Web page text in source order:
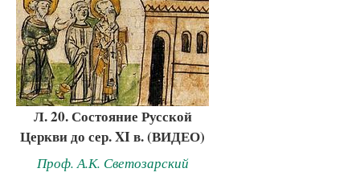
Л. 20. Состояние Русской
Церкви до сер. XI в. (ВИДЕО)
Проф. А.К. Светозарский